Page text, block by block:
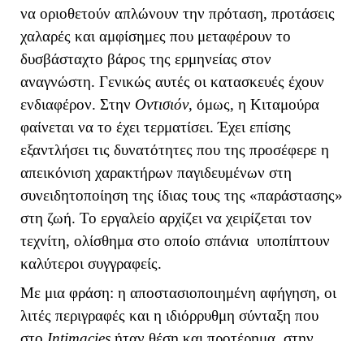
να οριοθετούν απλώνουν την πρόταση, προτάσεις
χαλαρές και αμφίσημες που μεταφέρουν το
δυσβάσταχτο βάρος της ερμηνείας στον
αναγνώστη. Γενικώς αυτές οι κατασκευές έχουν
ενδιαφέρον. Στην Οντισιόν, όμως, η Κιταμούρα
φαίνεται να το έχει τερματίσει. Έχει επίσης
εξαντλήσει τις δυνατότητες που της προσέφερε η
απεικόνιση χαρακτήρων παγιδευμένων στη
συνειδητοποίηση της ίδιας τους της «παράστασης»
στη ζωή. Το εργαλείο αρχίζει να χειρίζεται τον
τεχνίτη, ολίσθημα στο οποίο σπάνια υποπίπτουν
καλύτεροι συγγραφείς.
Με μια φράση: η αποστασιοποιημένη αφήγηση, οι
λιτές περιγραφές και η ιδιόρρυθμη σύνταξη που